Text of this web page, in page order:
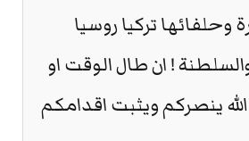
وحلفائها تركيا روسيا
! ان طال الوقت او
ينصركم ويثبت اقدامكم